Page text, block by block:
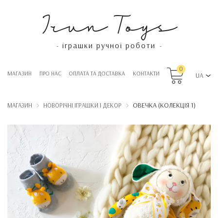
Irun Toys
- іграшки ручної роботи -
МАГАЗИН ПРО НАС OПЛАТА ТА ДОСТАВКА КОНТАКТИ
0
UA
МАГАЗИН НОВОРІЧНІ ІГРАШКИ І ДЕКОР ОВЕЧКА (КОЛЕКЦІЯ 1)